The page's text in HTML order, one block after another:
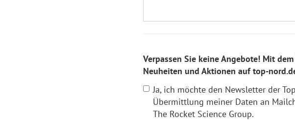
Verpassen Sie keine Angebote! Mit
Neuheiten und Aktionen auf top-
Ja, ich möchte den Newsletter der
Übermittlung meiner Daten an
The Rocket Science Group.